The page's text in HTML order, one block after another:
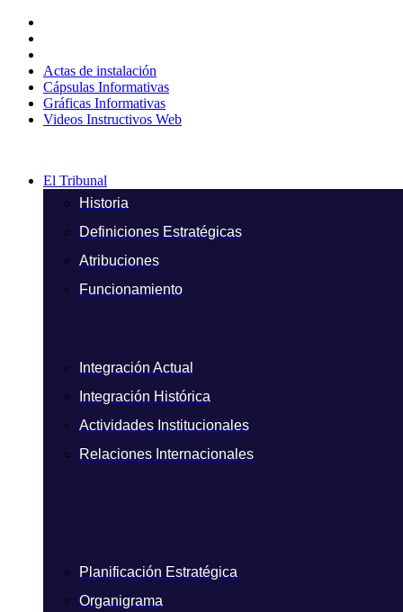
contenido
Actas de instalación
Cápsulas Informativas
Gráficas Informativas
Videos Instructivos Web
El Tribunal
Historia
Definiciones Estratégicas
Atribuciones
Funcionamiento
Integración Actual
Integración Histórica
Actividades Institucionales
Relaciones Internacionales
Planificación Estratégica
Organigrama